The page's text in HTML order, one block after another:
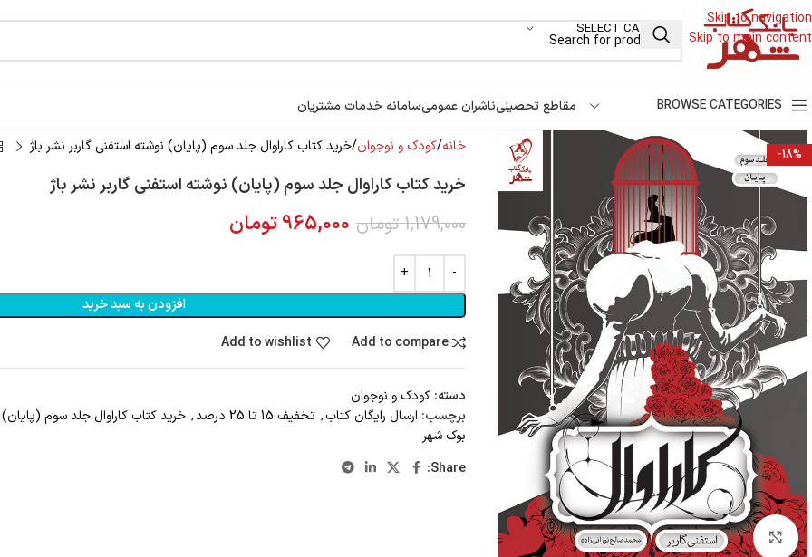
Skip to navigation
Skip to main content
SELECT CATEGORY
BROWSE CATEGORIES مقاطع تحصیلیناشران عمومیسامانه خدمات مشتریان
-18%
Click to enlarge
خانه کودک و نوجوان خرید کتاب کاراوال جلد سوم (پایان) نوشته استفنی گاربر نشر باژ
خرید کتاب کاراوال جلد سوم (پایان) نوشته استفنی گاربر نشر باژ
1,179,000 تومان 965,000تومان
افزودن به سبد خرید
Add to compare
Add to wishlist
دسته: کودک و نوجوان
برچسب: ارسال رايگان کتاب, تخفیف 15 تا 25 درصد , خرید کتاب کاراوال جلد سوم (پایان)
بوک شهر
Share: